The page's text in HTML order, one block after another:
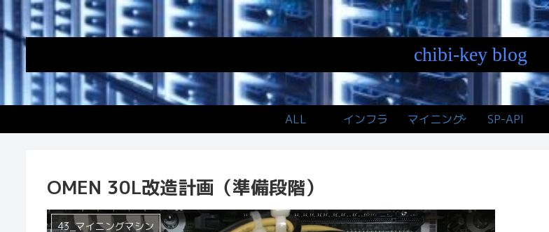
chibi-key blog
ALL インフラ マイニング SP-API
OMEN 30L改造計画（準備段階）
43_マイニングマシン